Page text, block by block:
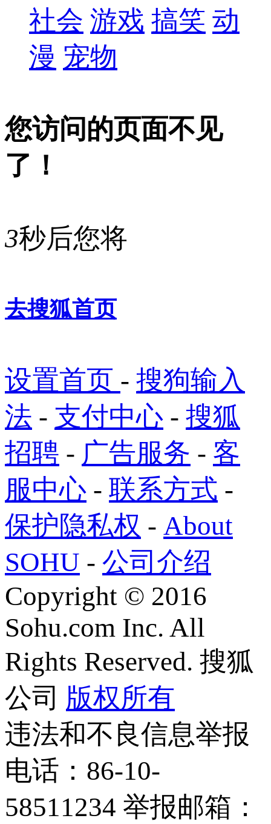
社会 游戏 搞笑 动
漫 宠物
您访问的页面不见
了！
3秒后您将
去搜狐首页
设置首页 - 搜狗输入
法 - 支付中心 - 搜狐
招聘 - 广告服务 - 客
服中心 - 联系方式 -
保护隐私权 - About
SOHU - 公司介绍
Copyright © 2016
Sohu.com Inc. All
Rights Reserved. 搜狐
公司 版权所有
违法和不良信息举报
电话：86-10-
58511234 举报邮箱：